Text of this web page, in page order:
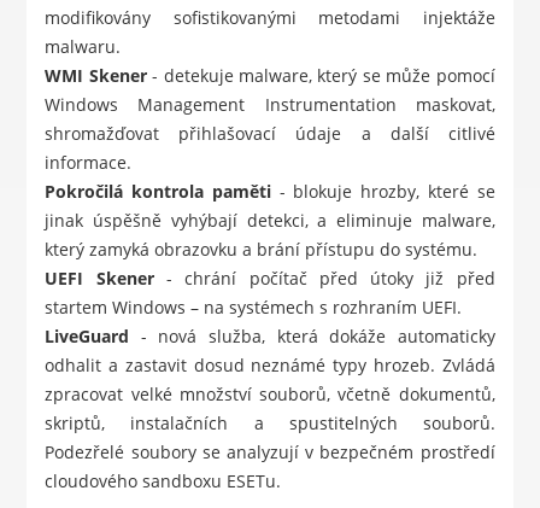
modifikovány sofistikovanými metodami injektáže
malwaru.
WMI Skener- detekuje malware, který se může pomocí
Windows Management Instrumentation maskovat,
shromažďovat přihlašovací údaje a další citlivé
informace.
Pokročilá kontrola paměti- blokuje hrozby, které se
jinak úspěšně vyhýbají detekci, a eliminuje malware,
který zamyká obrazovku a brání přístupu do systému.
UEFI Skener- chrání počítač před útoky již před
startem Windows – na systémech s rozhraním UEFI.
LiveGuard - nová služba, která dokáže automaticky
odhalit a zastavit dosud neznámé typy hrozeb. Zvládá
zpracovat velké množství souborů, včetně dokumentů,
skriptů, instalačních a spustitelných souborů.
Podezřelé soubory se analyzují v bezpečném prostředí
cloudového sandboxu ESETu.